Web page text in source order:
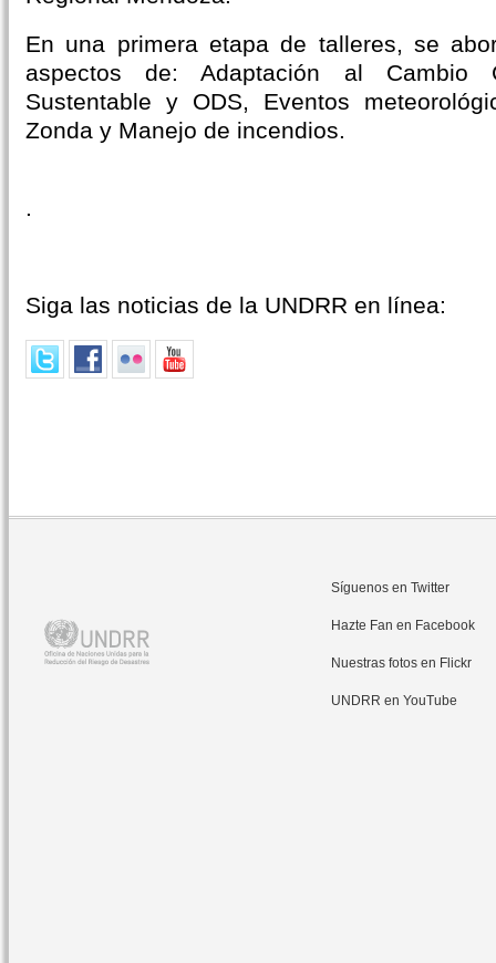
En una primera etapa de talleres, se
aspectos de: Adaptación al Cambio
Sustentable y ODS, Eventos
Zonda y Manejo de incendios.
.
Siga las noticias de la UNDRR en línea:
Síguenos en Twitter
Hazte Fan en Facebook
Nuestras fotos en Flickr
UNDRR en YouTube